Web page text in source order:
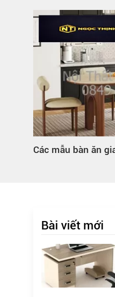
Các mẫu bàn ăn
Bài viết mới